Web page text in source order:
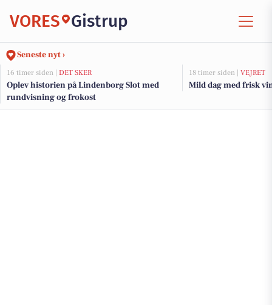
VORES Gistrup
Seneste nyt ›
16 timer siden | DET SKER
Oplev historien på Lindenborg Slot med
rundvisning og frokost
18 timer siden | VEJRET
Mild dag med frisk